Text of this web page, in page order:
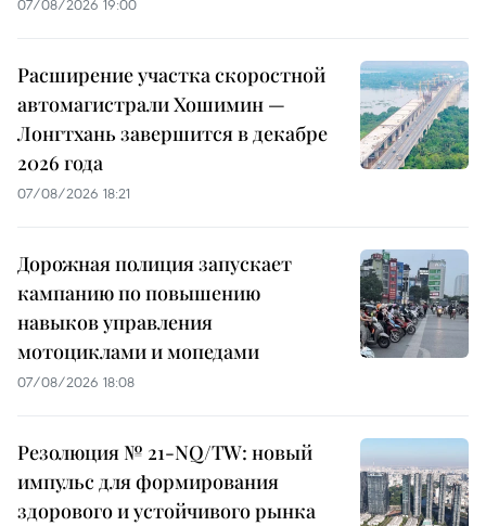
07/08/2026 19:00
Расширение участка скоростной
автомагистрали Хошимин —
Лонгтхань завершится в декабре
2026 года
07/08/2026 18:21
Дорожная полиция запускает
кампанию по повышению
навыков управления
мотоциклами и мопедами
07/08/2026 18:08
Резолюция № 21-NQ/TW: новый
импульс для формирования
здорового и устойчивого рынка